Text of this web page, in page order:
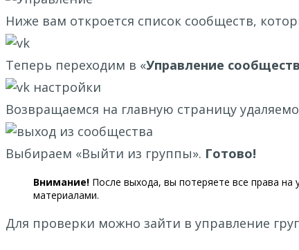
Ниже вам откроется список сообществ,
Теперь переходим в «Управление
Возвращаемся на главную страницу
Выбираем «Выйти из группы». Готово!
Внимание! После выхода, вы потеряете все права на
материалами.
Для проверки можно зайти в управление